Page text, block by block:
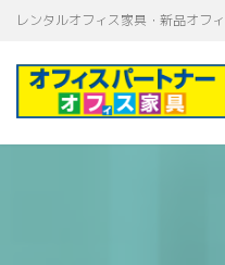
テ
ゲ
レンタルオフィス家具・新品オフ